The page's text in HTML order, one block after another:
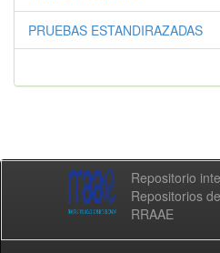
PRUEBAS ESTANDIRAZADAS
Repositorio
Repositorios
RRAAE